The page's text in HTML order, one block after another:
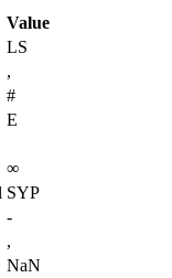
Value
LS
,
#
E
∞
SYP
-
,
NaN